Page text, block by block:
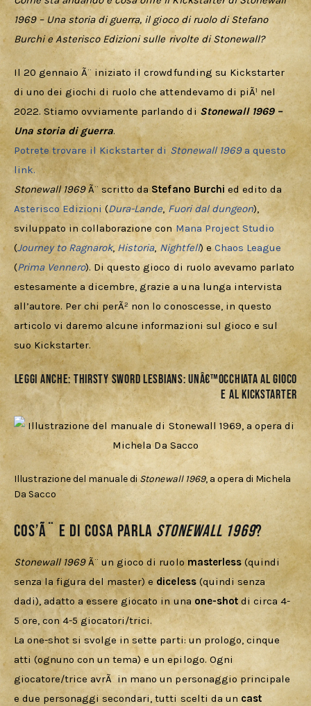
1969 – Una storia di guerra, il gioco di ruolo di Stefano
Burchi e Asterisco Edizioni sulle rivolte di Stonewall?
Il 20 gennaio Ã¨ iniziato il crowdfunding su Kickstarter
di uno dei giochi di ruolo che attendevamo di piÃ¹ nel
2022. Stiamo ovviamente parlando di Stonewall 1969 –
Una storia di guerra.
Potrete trovare il Kickstarter di Stonewall 1969 a questo
link.
Stonewall 1969 Ã¨ scritto da Stefano Burchi ed edito da
Asterisco Edizioni (Dura-Lande, Fuori dal dungeon),
sviluppato in collaborazione con Mana Project Studio
(Journey to Ragnarok, Historia, Nightfell) e Chaos League
(Prima Vennero). Di questo gioco di ruolo avevamo parlato
estesamente a dicembre, grazie a una lunga intervista
all’autore. Per chi perÃ² non lo conoscesse, in questo
articolo vi daremo alcune informazioni sul gioco e sul
suo Kickstarter.
Leggi anche:THIRSTY SWORD LESBIANS: UNâ€™OCCHIATA AL GIOCO
E AL KICKSTARTER
Illustrazione del manuale diStonewall 1969, a opera di Michela
Da Sacco
Cos’Ã¨ e di cosa parla Stonewall 1969?
Stonewall 1969 Ã¨ un gioco di ruolo masterless (quindi
senza la figura del master) e diceless (quindi senza
dadi), adatto a essere giocato in una one-shot di circa 4-
5 ore, con 4-5 giocatori/trici.
La one-shot si svolge in sette parti: un prologo, cinque
atti (ognuno con un tema) e un epilogo. Ogni
giocatore/trice avrÃ  in mano un personaggio principale
e due personaggi secondari, tutti scelti da un cast